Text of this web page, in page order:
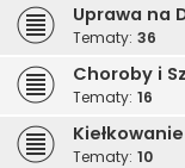
Uprawa na
Tematy: 36
Choroby i
Tematy: 16
Tematy: 10